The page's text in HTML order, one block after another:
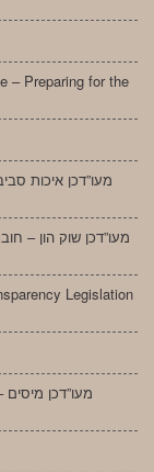
– Preparing for the
מעו”דכן איכות
מעו”דכן שוק הון –
Legislation
מעו”דכן